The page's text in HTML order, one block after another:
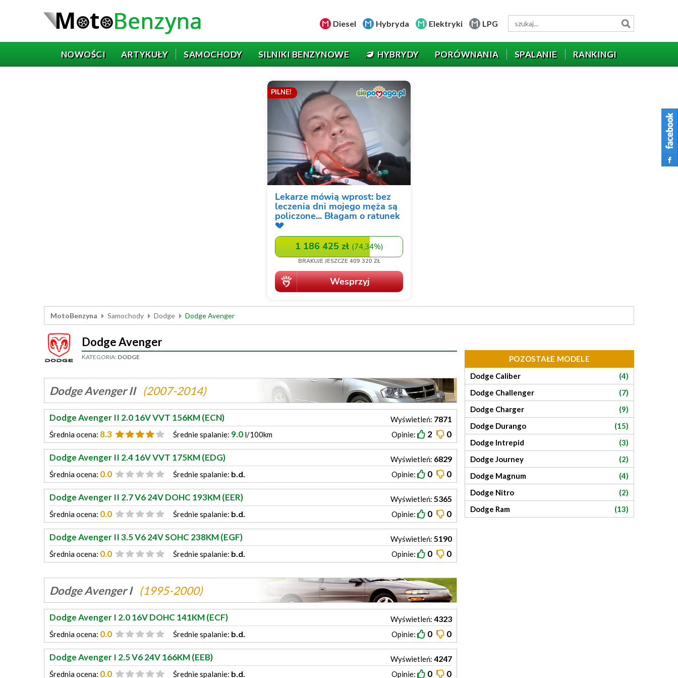
Diesel Hybryda Elektryki LPG
NOWOŚCI ARTYKUŁY SAMOCHODY SILNIKI BENZYNOWE HYBRYDY PORÓWNANIA SPALANIE RANKINGI
MotoBenzyna Samochody Dodge Dodge Avenger
Dodge Avenger
KATEGORIA: DODGE
Dodge Avenger II (2007-2014)
Dodge Avenger II 2.0 16V VVT 156KM (ECN)
Średnia ocena: 8.3 Średnie spalanie: 9.0 l/100km Opinie: 2 0
Wyświetleń: 7871
Dodge Avenger II 2.4 16V VVT 175KM (EDG)
Średnia ocena: 0.0 Średnie spalanie: b.d. Opinie: 0 0
Wyświetleń: 6829
Dodge Avenger II 2.7 V6 24V DOHC 193KM (EER)
Średnia ocena: 0.0 Średnie spalanie: b.d. Opinie: 0 0
Wyświetleń: 5365
Dodge Avenger II 3.5 V6 24V SOHC 238KM (EGF)
Średnia ocena: 0.0 Średnie spalanie: b.d. Opinie: 0 0
Wyświetleń: 5190
Dodge Avenger I (1995-2000)
Dodge Avenger I 2.0 16V DOHC 141KM (ECF)
Średnia ocena: 0.0 Średnie spalanie: b.d. Opinie: 0 0
Wyświetleń: 4323
Dodge Avenger I 2.5 V6 24V 166KM (EEB)
Średnia ocena: 0.0 Średnie spalanie: b.d. Opinie: 0 0
Wyświetleń: 4247
POZOSTAŁE MODELE
Dodge Caliber
(4)
Dodge Challenger
(7)
Dodge Charger
(9)
Dodge Durango
(15)
Dodge Intrepid
(3)
Dodge Journey
(2)
Dodge Magnum
(4)
Dodge Nitro
(2)
Dodge Ram
(13)